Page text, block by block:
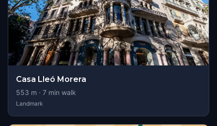
Casa Lleó Morera
553 m · 7 min walk
Landmark